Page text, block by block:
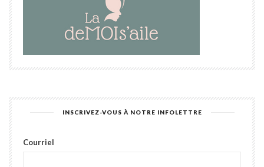
INSCRIVEZ-VOUS À NOTRE INFOLETTRE
Courriel